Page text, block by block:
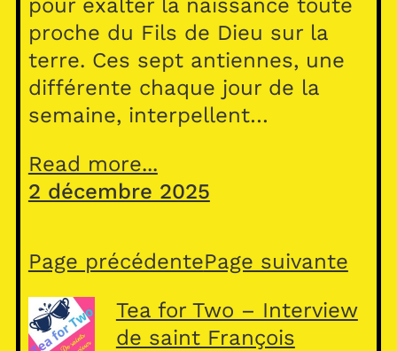
pour exalter la naissance toute
proche du Fils de Dieu sur la
terre. Ces sept antiennes, une
différente chaque jour de la
semaine, interpellent…
Read more...
2 décembre 2025
Page précédentePage suivante
Tea for Two – Interview
de saint François